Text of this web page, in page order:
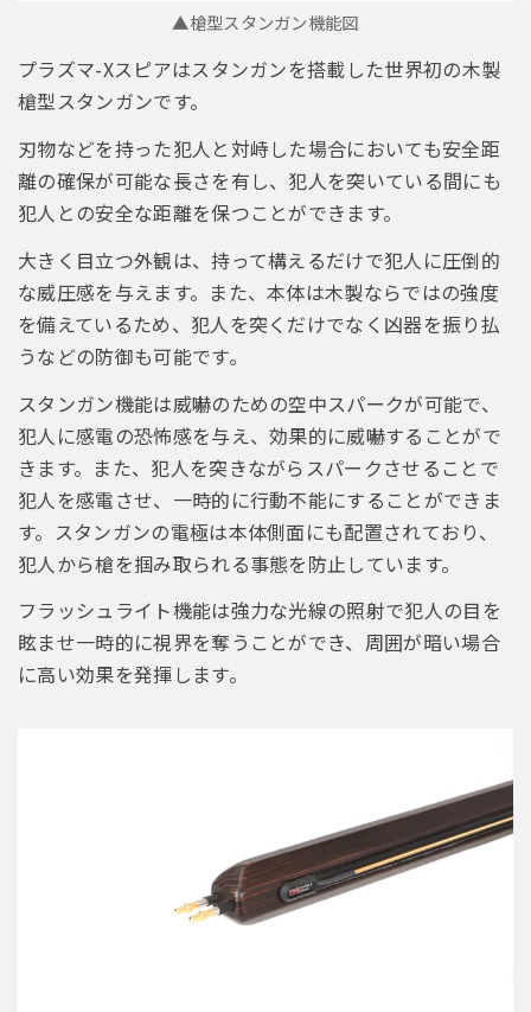
▲槍型スタンガン機能図
プラズマ-Xスピアはスタンガンを搭載した世界初の木製
槍型スタンガンです。
刃物などを持った犯人と対峙した場合においても安全距
離の確保が可能な長さを有し、犯人を突いている間にも
犯人との安全な距離を保つことができます。
大きく目立つ外観は、持って構えるだけで犯人に圧倒的
な威圧感を与えます。また、本体は木製ならではの強度
を備えているため、犯人を突くだけでなく凶器を振り払
うなどの防御も可能です。
スタンガン機能は威嚇のための空中スパークが可能で、
犯人に感電の恐怖感を与え、効果的に威嚇することがで
きます。また、犯人を突きながらスパークさせることで
犯人を感電させ、一時的に行動不能にすることができま
す。スタンガンの電極は本体側面にも配置されており、
犯人から槍を掴み取られる事態を防止しています。
フラッシュライト機能は強力な光線の照射で犯人の目を
眩ませ一時的に視界を奪うことができ、周囲が暗い場合
に高い効果を発揮します。